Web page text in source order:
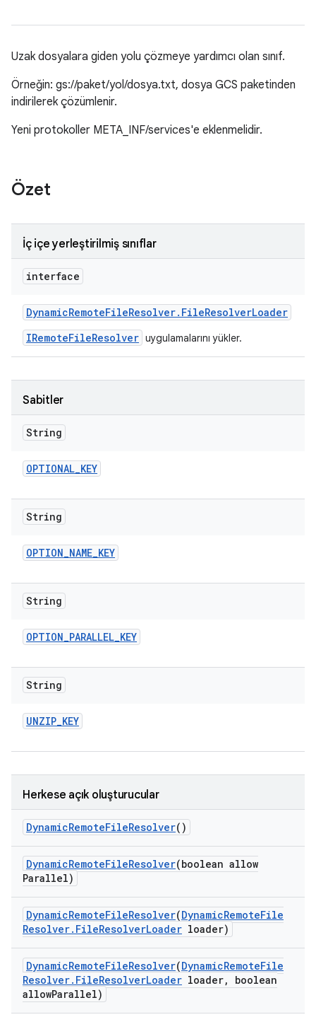
Uzak dosyalara giden yolu çözmeye yardımcı olan sınıf.
Örneğin: gs://paket/yol/dosya.txt, dosya GCS paketinden
indirilerek çözümlenir.
Yeni protokoller META_INF/services'e eklenmelidir.
Özet
İç içe yerleştirilmiş sınıflar
interface
DynamicRemoteFileResolver. FileResolverLoader
IRemoteFileResolver uygulamalarını yükler.
Sabitler
String
OPTIONAL_KEY
String
OPTION_NAME_KEY
String
OPTION_PARALLEL_KEY
String
UNZIP_KEY
Herkese açık oluşturucular
DynamicRemoteFileResolver()
DynamicRemoteFileResolver(boolean allow
Parallel)
DynamicRemoteFileResolver(DynamicRemoteFile
Resolver. FileResolverLoader loader)
DynamicRemoteFileResolver(DynamicRemoteFile
Resolver. FileResolverLoader loader,
boolean
allowParallel)